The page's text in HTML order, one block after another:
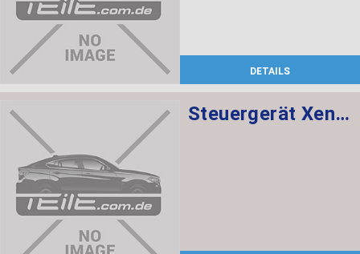
DETAILS
Steuergerät Xenon-Licht